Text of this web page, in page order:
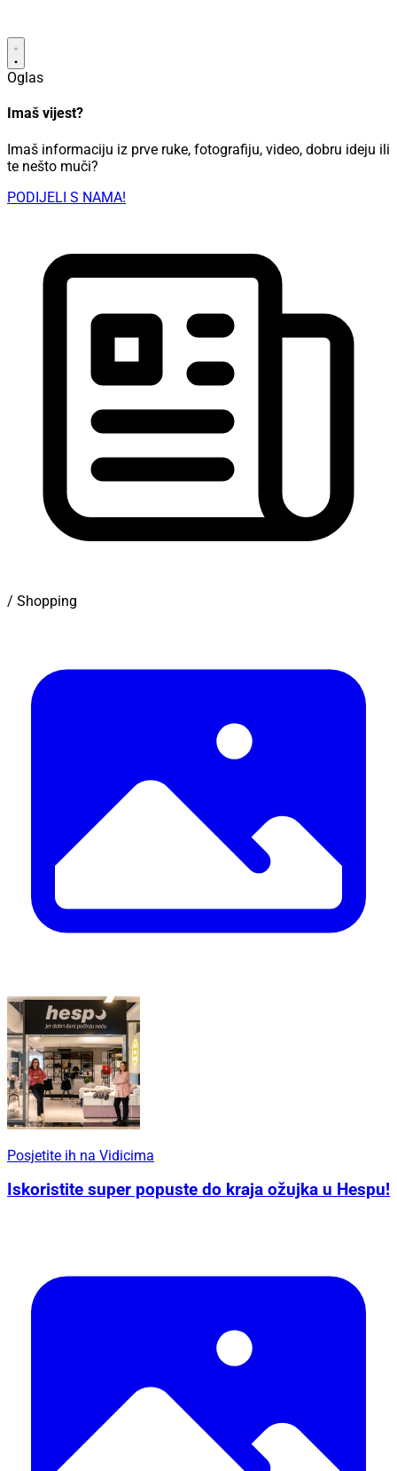
Oglas
Imaš vijest?
Imaš informaciju iz prve ruke, fotografiju, video, dobru ideju ili
te nešto muči?
PODIJELI S NAMA!
/ Shopping
Posjetite ih na Vidicima
Iskoristite super popuste do kraja ožujka u Hespu!